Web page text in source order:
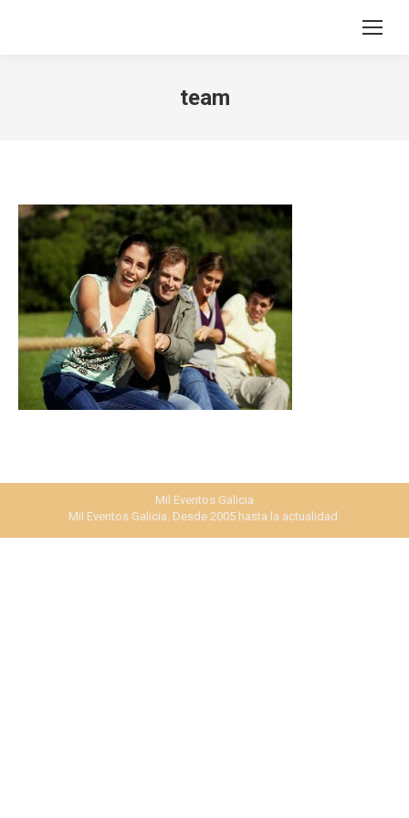
Search:
team
Mil Eventos Galicia
Mil Eventos Galicia. Desde 2005 hasta la actualidad.